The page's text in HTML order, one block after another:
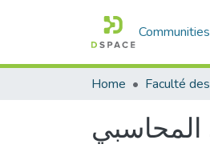
Home
المحاسبي